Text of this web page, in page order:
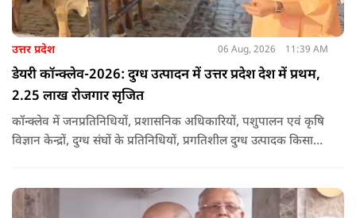
उत्तर प्रदेश 06 Aug, 2026 11:39 AM
डेयरी कॉन्क्लेव-2026: दुग्ध उत्पादन में उत्तर प्रदेश देश में प्रथम,
2.25 लाख रोजगार सृजित
कॉन्क्लेव में जनप्रतिनिधियों, प्रशासनिक अधिकारियों, पशुपालन एवं कृषि
विज्ञान केन्द्रों, दुग्ध संघों के प्रतिनिधियों, प्रगतिशील दुग्ध उत्पादक किसानों,